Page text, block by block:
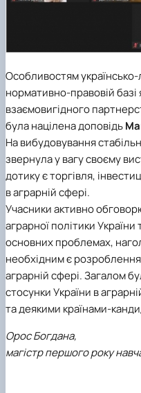
Особливостям українсько-
нормативно-правовій
взаємовигідного
була націлена доповідь
На вибудовування
звернула у вагу своєму
дотику є торгівля,
в аграрній сфері.
Учасники активно
аграрної політики
основних проблемах,
необхідним є
аграрній сфері. Загалом
стосунки України в
та деякими країнами-
Орос Богдана,
магістр першого року